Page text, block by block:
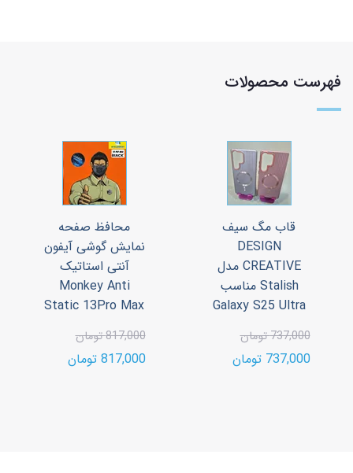
فهرست محصولات
قاب مگ سیف
DESIGN
CREATIVE مدل
Stalish مناسب
Galaxy S25 Ultra
737,000 تومان
737,000 تومان
محافظ صفحه
نمایش گوشی آیفون
آنتی استاتیک
Monkey Anti
Static 13Pro Max
817,000 تومان
817,000 تومان